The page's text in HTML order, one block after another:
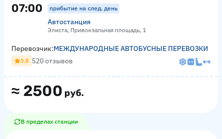
07:00 прибытие на след. день
Автостанция
Элиста, Привокзальная площадь, 1
≈ 2500 руб.
Перевозчик:МЕЖДУНАРОДНЫЕ АВТОБУСНЫЕ ПЕРЕВОЗКИ
3.8 520 отзывов
В пределах станции